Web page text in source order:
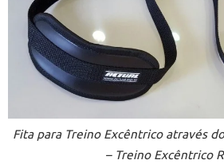
Fita para Treino Excêntrico através
– Treino Excêntrico